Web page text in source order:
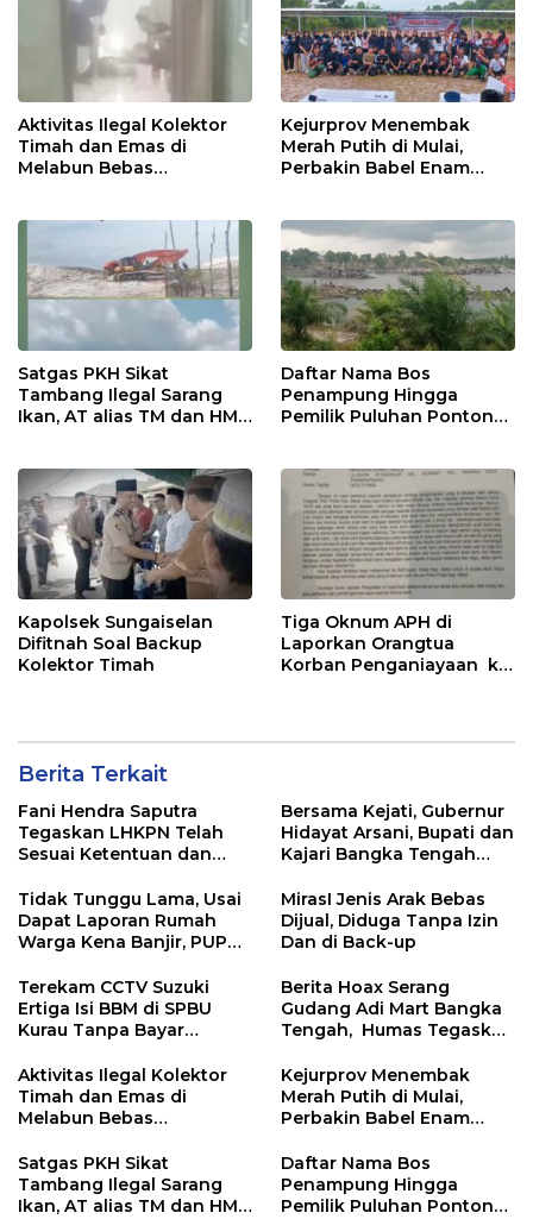
Aktivitas Ilegal Kolektor
Timah dan Emas di
Melabun Bebas
Kejurprov Menembak
Merah Putih di Mulai,
Perbakin Babel Enam
Satgas PKH Sikat
Tambang Ilegal Sarang
Ikan, AT alias TM dan HM
Alat Berat
Daftar Nama Bos
Penampung Hingga
Pemilik Puluhan Ponton
Mesin
Kapolsek Sungaiselan
Difitnah Soal Backup
Kolektor Timah
Tiga Oknum APH di
Laporkan Orangtua
Korban Penganiayaan ke
Berita Terkait
Fani Hendra Saputra
Tegaskan LHKPN Telah
Sesuai Ketentuan dan
Bersama Kejati, Gubernur
Hidayat Arsani, Bupati dan
Kajari Bangka Tengah
Desa Namang,
Tidak Tunggu Lama, Usai
Dapat Laporan Rumah
Warga Kena Banjir, PUPR
Turun
MirasI Jenis Arak Bebas
Dijual, Diduga Tanpa Izin
Dan di Back-up
Terekam CCTV Suzuki
Ertiga Isi BBM di SPBU
Kurau Tanpa Bayar
Berita Hoax Serang
Gudang Adi Mart Bangka
Tengah, Humas Tegaskan
Melalui Sistem OSS
Aktivitas Ilegal Kolektor
Timah dan Emas di
Melabun Bebas
Terkesan Tutup Mata
Kejurprov Menembak
Merah Putih di Mulai,
Perbakin Babel Enam
Menuju Level Nasional
Satgas PKH Sikat
Tambang Ilegal Sarang
Ikan, AT alias TM dan HM
Daftar Nama Bos
Penampung Hingga
Pemilik Puluhan Ponton